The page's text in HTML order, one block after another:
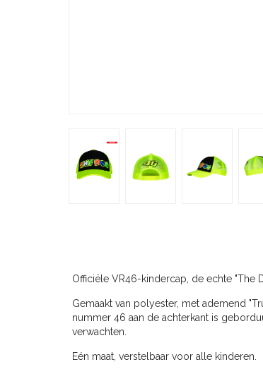
Officiële VR46-kindercap, de echte "The
Gemaakt van polyester, met ademend
nummer 46 aan de achterkant is
verwachten.
Eén maat, verstelbaar voor alle kinderen.